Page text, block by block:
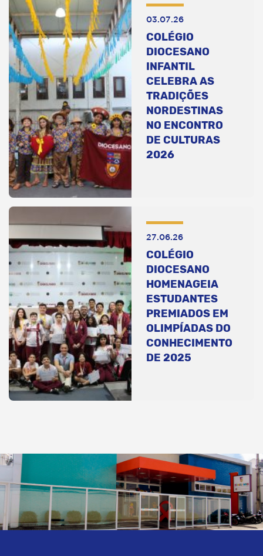
03.07.26
COLÉGIO
DIOCESANO
INFANTIL
CELEBRA AS
TRADIÇÕES
NORDESTINAS
NO ENCONTRO
DE CULTURAS
2026
27.06.26
COLÉGIO
DIOCESANO
HOMENAGEIA
ESTUDANTES
PREMIADOS EM
OLIMPÍADAS DO
CONHECIMENTO
DE 2025